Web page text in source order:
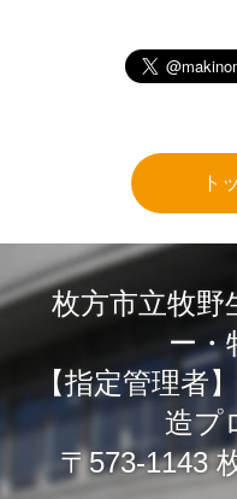
ト
枚方市立牧野
ー・
【指定管理者
造プ
〒573-1143